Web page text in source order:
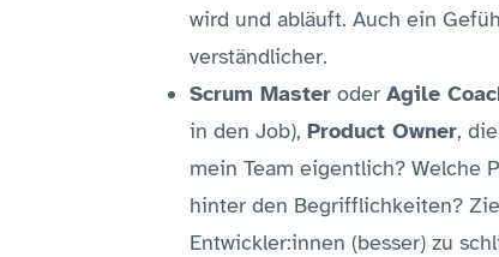
wird und abläuft. Auch ein
verständlicher.
Scrum Master oder Agile
in den Job), Product Owner,
mein Team eigentlich? Welche
hinter den Begrifflichkeiten?
Entwickler:innen (besser) zu